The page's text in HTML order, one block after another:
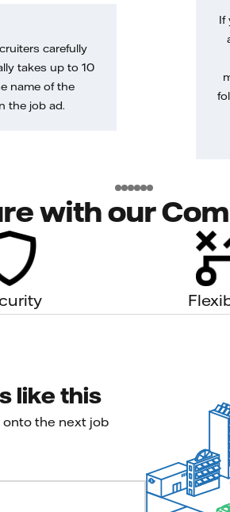
carefully
takes up to 10
name of the
the job ad.
If
with our
like this
onto the next job